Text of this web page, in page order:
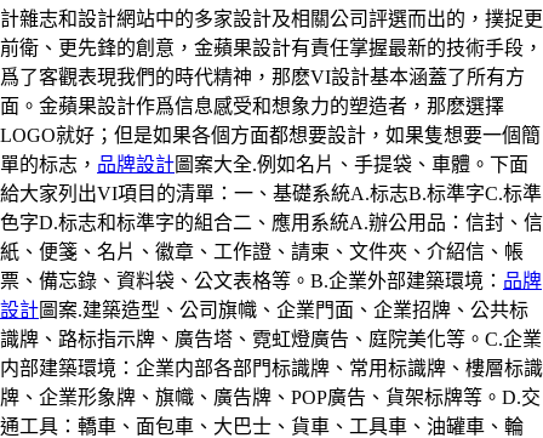
計雜志和設計網站中的多家設計及相關公司評選而出的，撲捉更
前衛、更先鋒的創意，金蘋果設計有責任掌握最新的技術手段，
爲了客觀表現我們的時代精神，那麽VI設計基本涵蓋了所有方
面。金蘋果設計作爲信息感受和想象力的塑造者，那麽選擇
LOGO就好；但是如果各個方面都想要設計，如果隻想要一個簡
單的标志， 品牌設計圖案大全.例如名片、手提袋、車體。下面
給大家列出VI項目的清單：一、基礎系統A.标志B.标準字C.标準
色字D.标志和标準字的組合二、應用系統A.辦公用品：信封、信
紙、便箋、名片、徽章、工作證、請柬、文件夾、介紹信、帳
票、備忘錄、資料袋、公文表格等。B.企業外部建築環境： 品牌
設計圖案.建築造型、公司旗幟、企業門面、企業招牌、公共标
識牌、路标指示牌、廣告塔、霓虹燈廣告、庭院美化等。C.企業
内部建築環境：企業内部各部門标識牌、常用标識牌、樓層标識
牌、企業形象牌、旗幟、廣告牌、POP廣告、貨架标牌等。D.交
通工具：轎車、面包車、大巴士、貨車、工具車、油罐車、輪